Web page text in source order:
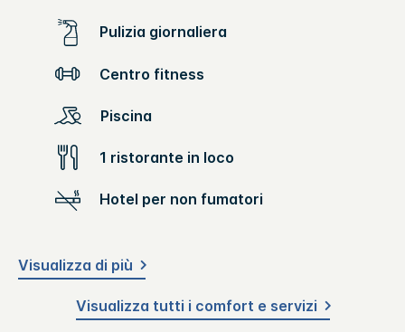
Pulizia giornaliera
Centro fitness
Piscina
1 ristorante in loco
Hotel per non fumatori
Visualizza di più
Visualizza tutti i comfort e servizi